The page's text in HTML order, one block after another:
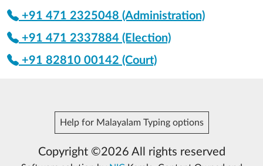
+91 471 2325048 (Administration)
+91 471 2337884 (Election)
+91 82810 00142 (Court)
Help for Malayalam Typing options
Copyright ©2026 All rights reserved